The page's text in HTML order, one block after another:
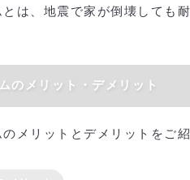
は、地震で家が倒壊しても
ムのメリット・デメリット
メリットとデメリットをご紹